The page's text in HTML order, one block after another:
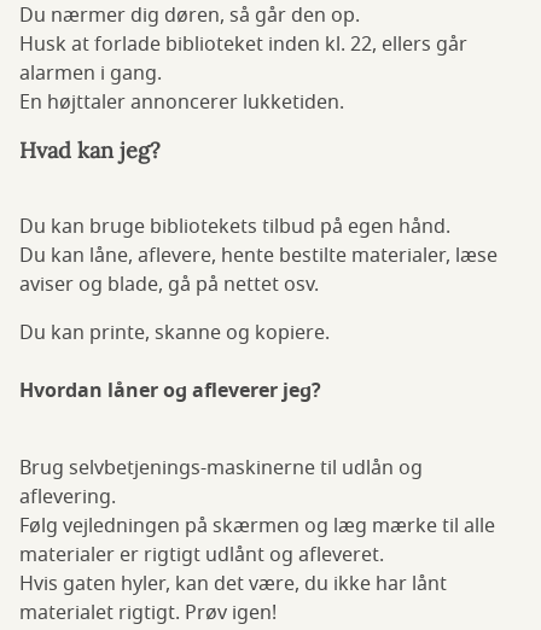
Du nærmer dig døren, så går den op.
Husk at forlade biblioteket inden kl. 22, ellers går
alarmen i gang.
En højttaler annoncerer lukketiden.
Hvad kan jeg?
Du kan bruge bibliotekets tilbud på egen hånd.
Du kan låne, aflevere, hente bestilte materialer, læse
aviser og blade, gå på nettet osv.
Du kan printe, skanne og kopiere.
Hvordan låner og afleverer jeg?
Brug selvbetjenings-maskinerne til udlån og
aflevering.
Følg vejledningen på skærmen og læg mærke til alle
materialer er rigtigt udlånt og afleveret.
Hvis gaten hyler, kan det være, du ikke har lånt
materialet rigtigt. Prøv igen!